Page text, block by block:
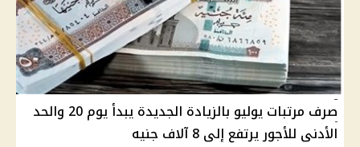
صرف مرتبات يوليو بالزيادة الجديدة يبدأ يوم 20 والحد
الأدنى للأجور يرتفع إلى 8 آلاف جنيه